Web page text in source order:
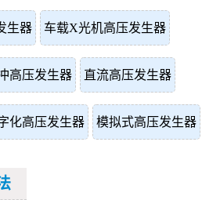
生器 车载X光机高压发生器
高压发生器 直流高压发生器
化高压发生器 模拟式高压发生器